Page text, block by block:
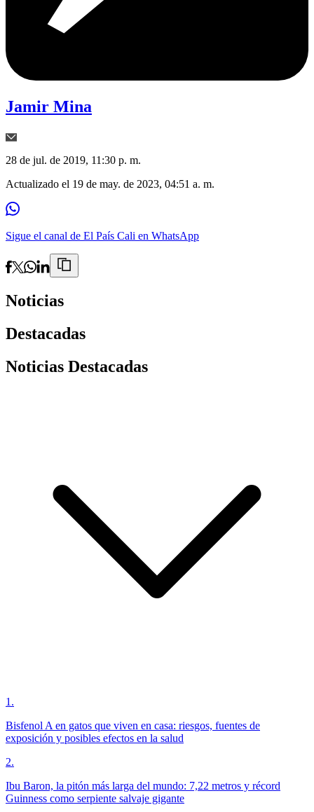
Jamir Mina
28 de jul. de 2019, 11:30 p. m.
Actualizado el 19 de may. de 2023, 04:51 a. m.
Sigue el canal de El País Cali en WhatsApp
Noticias
Destacadas
Noticias Destacadas
1 .
Bisfenol A en gatos que viven en casa: riesgos, fuentes de
exposición y posibles efectos en la salud
2.
Ibu Baron, la pitón más larga del mundo: 7,22 metros y récord
Guinness como serpiente salvaje gigante